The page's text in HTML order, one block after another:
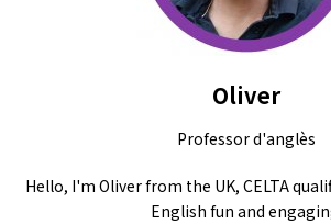
Oliver
Professor d'anglès
Hello, I'm Oliver from the UK, CELTA
English fun and